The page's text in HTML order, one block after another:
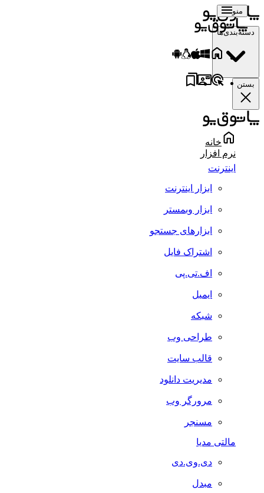
منو
دسته‌بندی‌ها
بستن
خانه
نرم افزار
اینترنت
ابزار اینترنت
ابزار وبمستر
ابزارهای جستجو
اشتراک فایل
اف.تی.پی
ایمیل
شبکه
طراحی وب
قالب سایت
مدیریت دانلود
مرورگر وب
مسنجر
مالتی مدیا
دی.وی.دی
مبدل